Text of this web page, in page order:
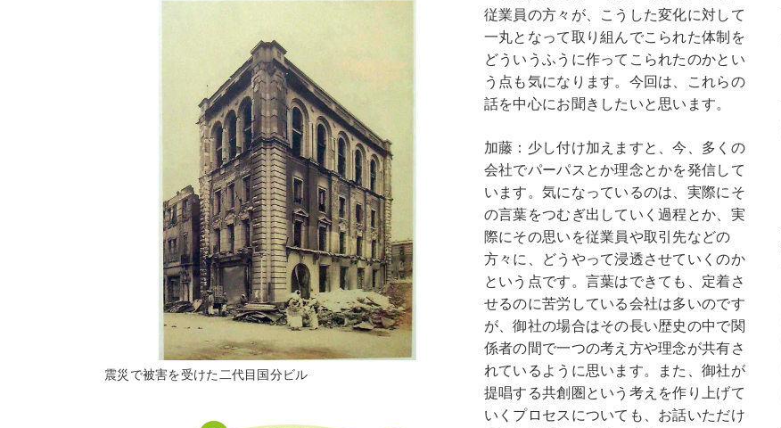
震災で被害を受けた二代目国分ビル
従業員の方々が、こうした変化に対して
一丸となって取り組んでこられた体制を
どういうふうに作ってこられたのかとい
う点も気になります。今回は、これらの
話を中心にお聞きしたいと思います。
加藤：少し付け加えますと、今、多くの
会社でパーパスとか理念とかを発信して
います。気になっているのは、実際にそ
の言葉をつむぎ出していく過程とか、実
際にその思いを従業員や取引先などの
方々に、どうやって浸透させていくのか
という点です。言葉はできても、定着さ
せるのに苦労している会社は多いのです
が、御社の場合はその長い歴史の中で関
係者の間で一つの考え方や理念が共有さ
れているように思います。また、御社が
提唱する共創圏という考えを作り上げて
いくプロセスについても、お話いただけ